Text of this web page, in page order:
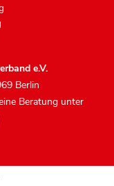
e.V.
Berlin
Beratung unter